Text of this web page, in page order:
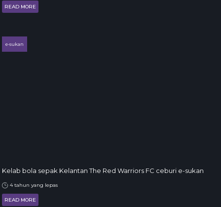
READ MORE
e-sukan
Kelab bola sepak Kelantan The Red Warriors FC ceburi e-sukan
4 tahun yang lepas
READ MORE